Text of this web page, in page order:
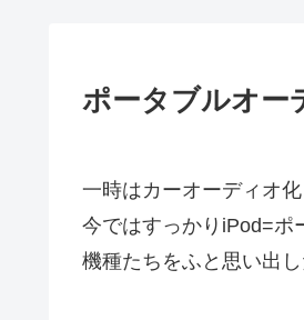
ポータブルオー
一時はカーオーディオ
今ではすっかりiPod=ポ
機種たちをふと思い出